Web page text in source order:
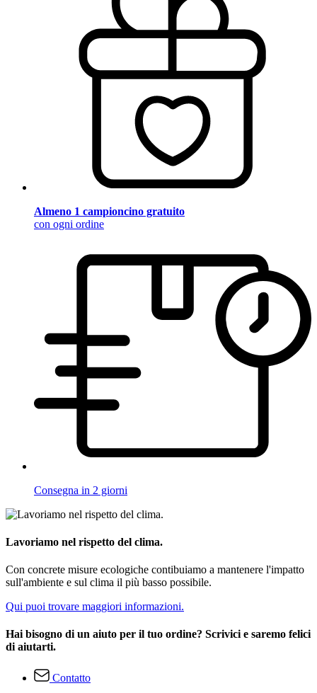
Almeno 1 campioncino gratuito
con ogni ordine
Consegna in 2 giorni
Lavoriamo nel rispetto del clima.
Con concrete misure ecologiche contibuiamo a mantenere l'impatto
sull'ambiente e sul clima il più basso possibile.
Qui puoi trovare maggiori informazioni.
Hai bisogno di un aiuto per il tuo ordine? Scrivici e saremo felici
di aiutarti.
Contatto